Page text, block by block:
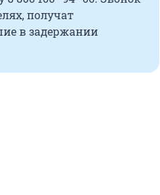
получат
в задержании